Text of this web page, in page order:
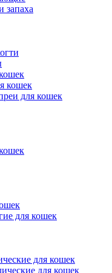
запаха
кошек
для кошек
для кошек
для кошек
для кошек